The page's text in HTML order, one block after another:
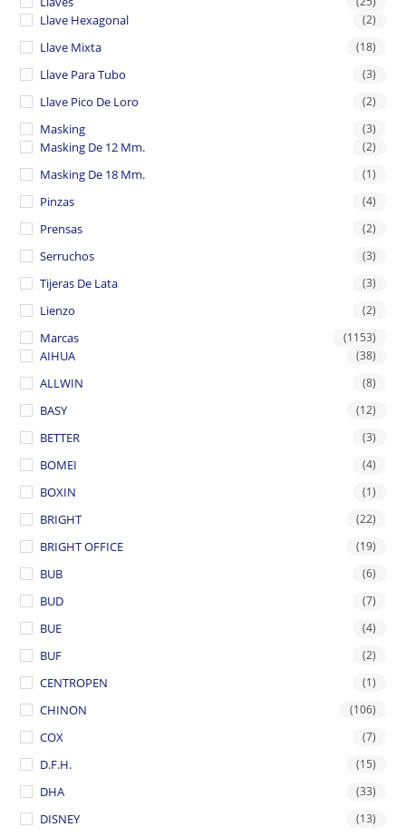
Llave Hexagonal (2)
Llave Mixta (18)
Llave Para Tubo (3)
Llave Pico De Loro (2)
Masking (3)
Masking De 12 Mm. (2)
Masking De 18 Mm. (1)
Pinzas (4)
Prensas (2)
Serruchos (3)
Tijeras De Lata (3)
Lienzo (2)
Marcas (1153)
AIHUA (38)
ALLWIN (8)
BASY (12)
BETTER (3)
BOMEI (4)
BOXIN (1)
BRIGHT (22)
BRIGHT OFFICE (19)
BUB (6)
BUD (7)
BUE (4)
BUF (2)
CENTROPEN (1)
CHINON (106)
COX (7)
D.F.H. (15)
DHA (33)
DISNEY (13)